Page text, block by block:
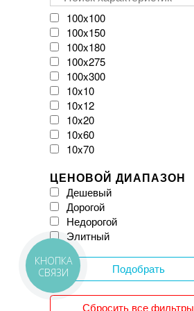
Velloza
Vitacer
Vivacer
WOW
Zeus Ceramica
iKeramix
100x100
100x150
100x180
100x275
100x300
10x10
10x12
10x20
10x60
10x70
120x120
120x20
120x240
120x260
120x270
120x278
120x280
120x300
12x25
ЦЕНОВОЙ ДИАПАЗОН
Дешевый
Дорогой
Недорогой
Элитный
Подобрать
Сбросить все фильтры
КНОПКА
СВЯЗИ